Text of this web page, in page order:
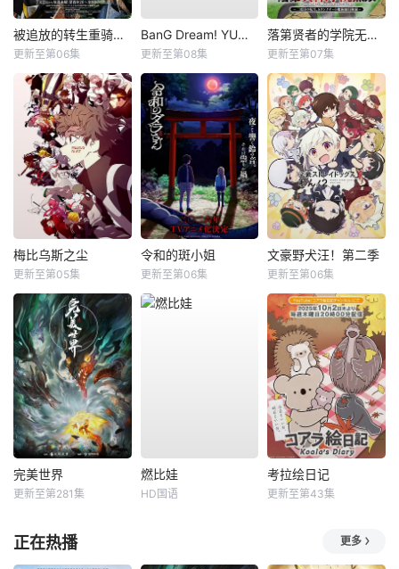
被追放的转生重骑士用游戏知识开无双
更新至第06集
BanG Dream! YUME∞MITA
更新至第08集
落第贤者的学院无双第二回转生，S等级作弊魔术师冒险记
更新至第07集
梅比乌斯之尘
更新至第05集
令和的斑小姐
更新至第06集
文豪野犬汪！第二季
更新至第06集
完美世界
更新至第281集
燃比娃
HD国语
考拉绘日记
更新至第43集
正在热播 更多